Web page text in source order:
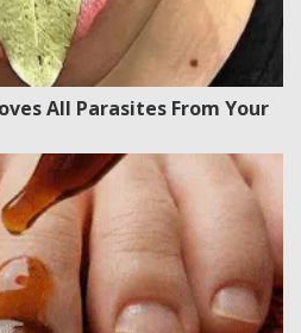
All Parasites From Your